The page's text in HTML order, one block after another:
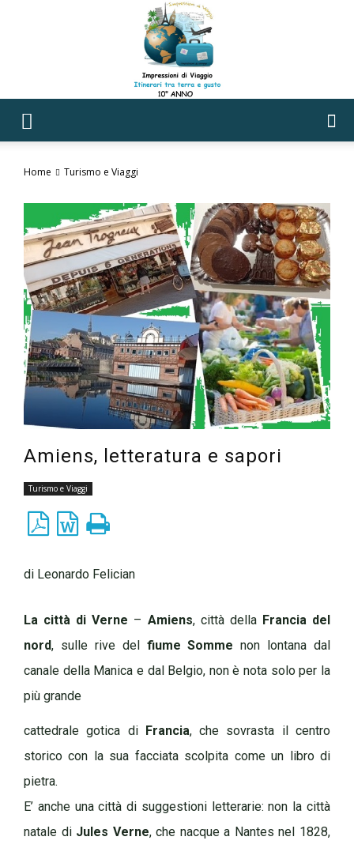
di
Viaggio
Home Turismo e Viaggi
Amiens, letteratura e sapori
Turismo e Viaggi
di Leonardo Felician
La città di Verne – Amiens, città della Francia del
nord, sulle rive del fiume Somme non lontana dal
canale della Manica e dal Belgio, non è nota solo per la
più grande
cattedrale gotica di Francia, che sovrasta il centro
storico con la sua facciata scolpita come un libro di
pietra.
E’ anche una città di suggestioni letterarie: non la città
natale di Jules Verne, che nacque a Nantes nel 1828,